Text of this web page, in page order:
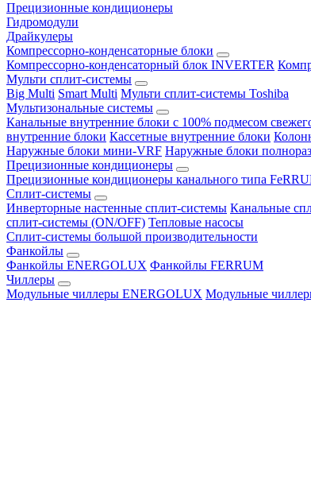
Прецизионные кондиционеры
Гидромодули
Драйкулеры
Компрессорно-конденсаторные блоки
Компрессорно-конденсаторный блок INVERTER
Мульти сплит-системы
Big Multi Smart Multi Мульти сплит-системы Toshiba
Мультизональные системы
Канальные внутренние блоки с 100% подмесом
внутренние блоки Кассетные внутренние блоки
Наружные блоки мини-VRF Наружные блоки
Прецизионные кондиционеры
Прецизионные кондиционеры канального типа
Сплит-системы
Инверторные настенные сплит-системы Канальные
сплит-системы (ON/OFF) Тепловые насосы
Сплит-системы большой производительности
Фанкойлы
Фанкойлы ENERGOLUX Фанкойлы FERRUM
Чиллеры
Модульные чиллеры ENERGOLUX Модульные